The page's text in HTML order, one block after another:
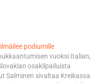
podiumille
vuoksi Italian,
osakilpailuista
Salminen sivaltaa Kreikassa